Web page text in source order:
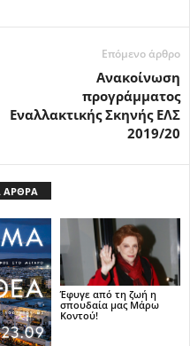
Επόμενο άρθρο
Ανακοίνωση
προγράμματος
Εναλλακτικής​ Σκηνής ΕΛΣ
2019/20
ΑΡΘΡΑ
Έφυγε από τη ζωή η
σπουδαία μας Μάρω
Κοντού!